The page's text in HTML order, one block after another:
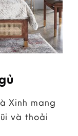
Xinh mang
và thoải